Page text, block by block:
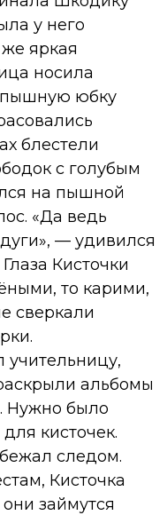
у него
яркая
носила
пышную юбку
блестели
с голубым
на пышной
«Да ведь
— удивился
Кисточки
то карими,
сверкали
альбомы
Нужно было
кисточек.
следом.
Кисточка
займутся